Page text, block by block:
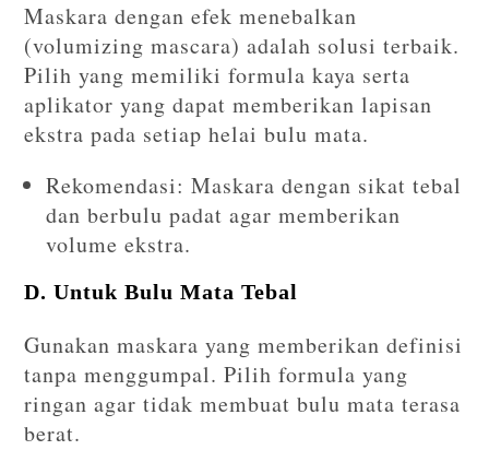
Maskara dengan efek menebalkan
(volumizing mascara) adalah solusi terbaik.
Pilih yang memiliki formula kaya serta
aplikator yang dapat memberikan lapisan
ekstra pada setiap helai bulu mata.
Rekomendasi: Maskara dengan sikat tebal
dan berbulu padat agar memberikan
volume ekstra.
D. Untuk Bulu Mata Tebal
Gunakan maskara yang memberikan definisi
tanpa menggumpal. Pilih formula yang
ringan agar tidak membuat bulu mata terasa
berat.